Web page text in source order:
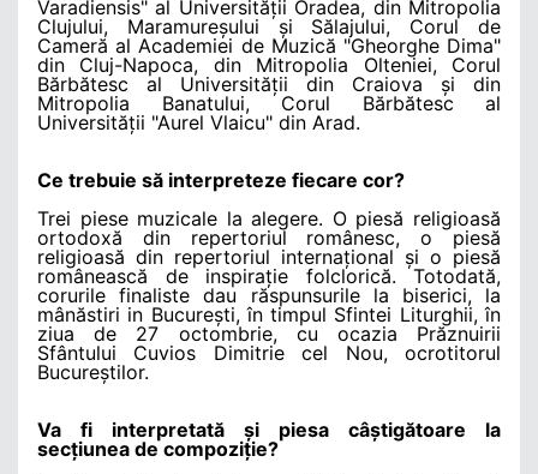
Varadiensis" al Universității Oradea, din Mitropolia
Clujului, Maramureșului și Sălajului, Corul de
Cameră al Academiei de Muzică "Gheorghe Dima"
din Cluj-Napoca, din Mitropolia Olteniei, Corul
Bărbătesc al Universității din Craiova și din
Mitropolia Banatului, Corul Bărbătesc al
Universității "Aurel Vlaicu" din Arad.
Ce trebuie să interpreteze fiecare cor?
Trei piese muzicale la alegere. O piesă religioasă
ortodoxă din repertoriul românesc, o piesă
religioasă din repertoriul internațional și o piesă
românească de inspirație folclorică. Totodată,
corurile finaliste dau răspunsurile la biserici, la
mânăstiri in București, în timpul Sfintei Liturghii, în
ziua de 27 octombrie, cu ocazia Prăznuirii
Sfântului Cuvios Dimitrie cel Nou, ocrotitorul
Bucureștilor.
Va fi interpretată și piesa câștigătoare la
secțiunea de compoziție?